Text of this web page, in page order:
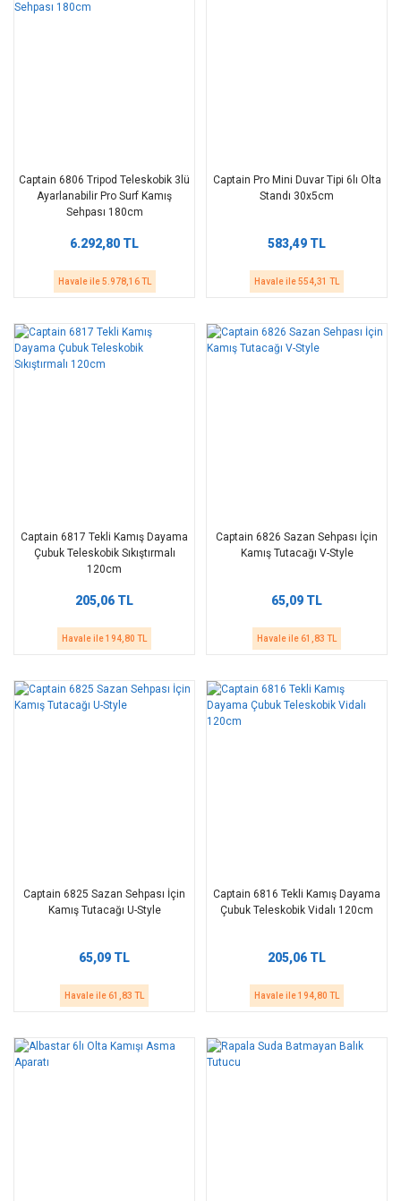
Captain 6806 Tripod Teleskobik 3lü
Ayarlanabilir Pro Surf Kamış
Sehpası 180cm
6.292,80 TL
Havale ile 5.978,16 TL
Captain Pro Mini Duvar Tipi 6lı Olta
Standı 30x5cm
583,49 TL
Havale ile 554,31 TL
Captain 6817 Tekli Kamış Dayama
Çubuk Teleskobik Sıkıştırmalı
120cm
205,06 TL
Havale ile 194,80 TL
Captain 6826 Sazan Sehpası İçin
Kamış Tutacağı V-Style
65,09 TL
Havale ile 61,83 TL
Captain 6825 Sazan Sehpası İçin
Kamış Tutacağı U-Style
65,09 TL
Havale ile 61,83 TL
Captain 6816 Tekli Kamış Dayama
Çubuk Teleskobik Vidalı 120cm
205,06 TL
Havale ile 194,80 TL